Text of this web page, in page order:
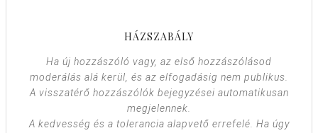
HÁZSZABÁLY
Ha új hozzászóló vagy, az első hozzászólásod
moderálás alá kerül, és az elfogadásig nem publikus.
A visszatérő hozzászólók bejegyzései automatikusan
megjelennek.
A kedvesség és a tolerancia alapvető errefelé. Ha úgy